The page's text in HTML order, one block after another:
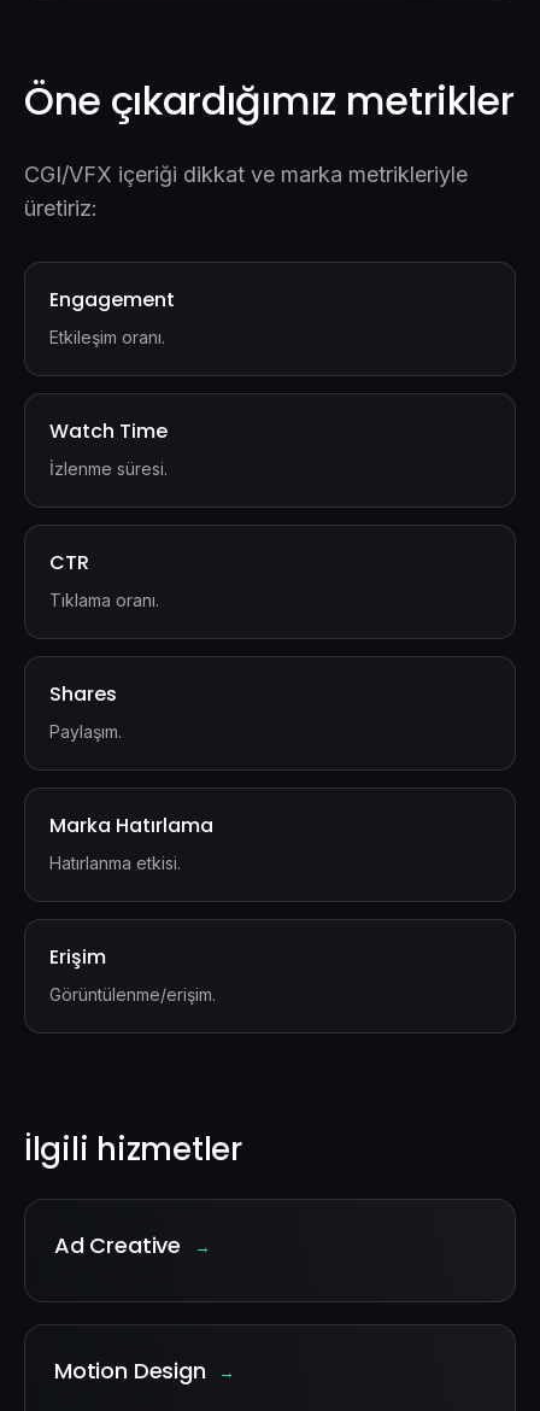
Öne çıkardığımız metrikler
CGI/VFX içeriği dikkat ve marka metrikleriyle
üretiriz:
Engagement
Etkileşim oranı.
Watch Time
İzlenme süresi.
CTR
Tıklama oranı.
Shares
Paylaşım.
Marka Hatırlama
Hatırlanma etkisi.
Erişim
Görüntülenme/erişim.
İlgili hizmetler
Ad Creative →
Motion Design →